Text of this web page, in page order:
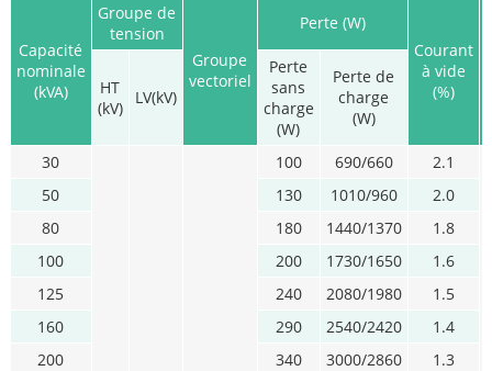
Capacité
nominale
(kVA)
Groupe de
tension
Groupe
vectoriel
Perte (W)
Courant
à vide
(%)
HT
(kV)
LV(kV)
Perte
sans
charge
(W)
Perte de
charge
(W)
30 100 690/660
2.1
50
130 1010/960
2.0
80
180 1440/1370
1.8
100
200 1730/1650
1.6
125
240 2080/1980
1.5
160
290 2540/2420
1.4
200
340 3000/2860
1.3